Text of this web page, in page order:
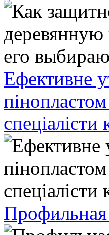
Ефективне
Профильная